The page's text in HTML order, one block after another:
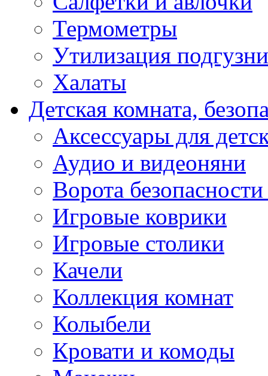
Термометры
Утилизация
Халаты
Детская комната,
Аксессуары для
Аудио и видеоняни
Ворота
Игровые коврики
Игровые столики
Качели
Коллекция комнат
Колыбели
Кровати и комоды